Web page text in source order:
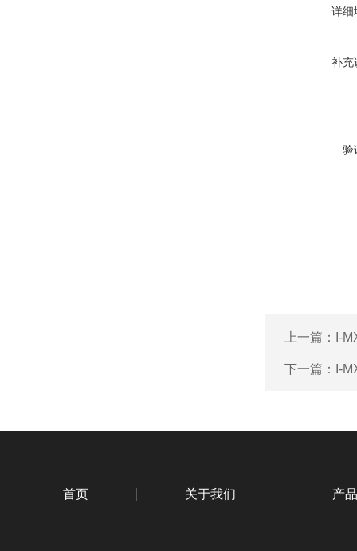
详细
补充
验
上一篇： I-
下一篇： I-
首页 关于我们 产